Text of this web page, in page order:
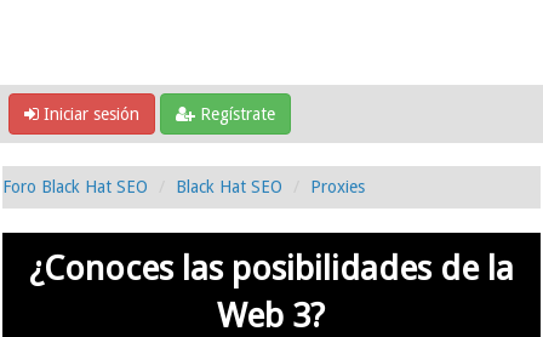
Iniciar sesión Regístrate
Foro Black Hat SEO Black Hat SEO Proxies
¿Conoces las posibilidades de la
Web 3?